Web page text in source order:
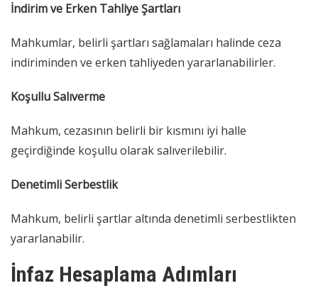
İndirim ve Erken Tahliye Şartları
Mahkumlar, belirli şartları sağlamaları halinde ceza
indiriminden ve erken tahliyeden yararlanabilirler.
Koşullu Salıverme
Mahkum, cezasının belirli bir kısmını iyi halle
geçirdiğinde koşullu olarak salıverilebilir.
Denetimli Serbestlik
Mahkum, belirli şartlar altında denetimli serbestlikten
yararlanabilir.
İnfaz Hesaplama Adımları